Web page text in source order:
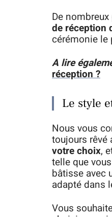
De
de réception
cérémonie
A lire
réception ?
Le style
Nous vous
toujours rêvé
votre choix,
telle que
bâtisse avec
adapté dans
Vous